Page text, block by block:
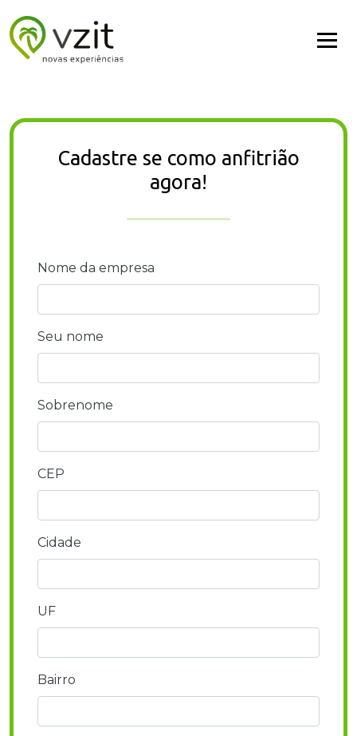
Cadastre se como anfitrião
agora!
Nome da empresa
Seu nome
Sobrenome
CEP
Cidade
UF
Bairro